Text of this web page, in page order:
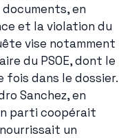
en
et la violation du
vise notamment
du PSOE, dont le
fois dans le dossier.
Sanchez, en
parti coopérait
un